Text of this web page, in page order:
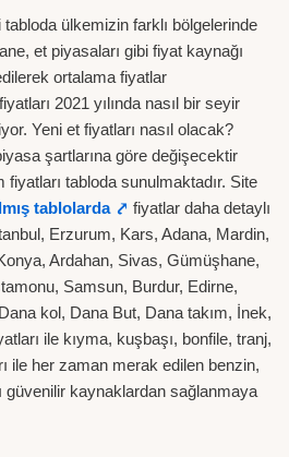
ülkemizin farklı bölgelerinde
et piyasaları gibi fiyat kaynağı
ortalama fiyatlar
2021 yılında nasıl bir seyir
Yeni et fiyatları nasıl olacak?
şartlarına göre değişecektir
fiyatları tabloda sunulmaktadır. Site
tablolarda ⤤ fiyatlar daha detaylı
Erzurum, Kars, Adana, Mardin,
Ardahan, Sivas, Gümüşhane,
Samsun, Burdur, Edirne,
kol, Dana But, Dana takım, İnek,
ile kıyma, kuşbaşı, bonfile, tranj,
ile her zaman merak edilen benzin,
güvenilir kaynaklardan sağlanmaya